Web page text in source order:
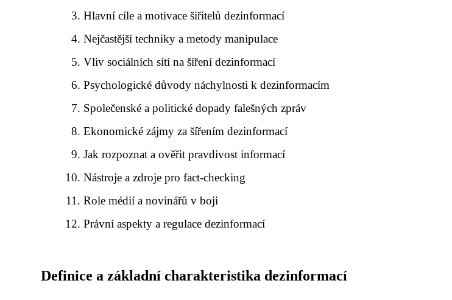
Hlavní cíle a motivace šiřitelů dezinformací
Nejčastější techniky a metody manipulace
Vliv sociálních sítí na šíření dezinformací
Psychologické důvody náchylnosti k dezinformacím
Společenské a politické dopady falešných zpráv
Ekonomické zájmy za šířením dezinformací
Jak rozpoznat a ověřit pravdivost informací
Nástroje a zdroje pro fact-checking
Role médií a novinářů v boji
Právní aspekty a regulace dezinformací
Definice a základní charakteristika dezinformací